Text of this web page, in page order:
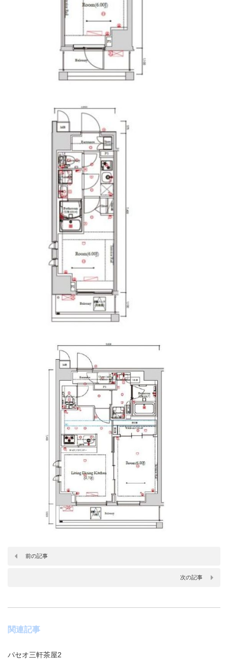
前の記事
次の記事
関連記事
パセオ三軒茶屋2